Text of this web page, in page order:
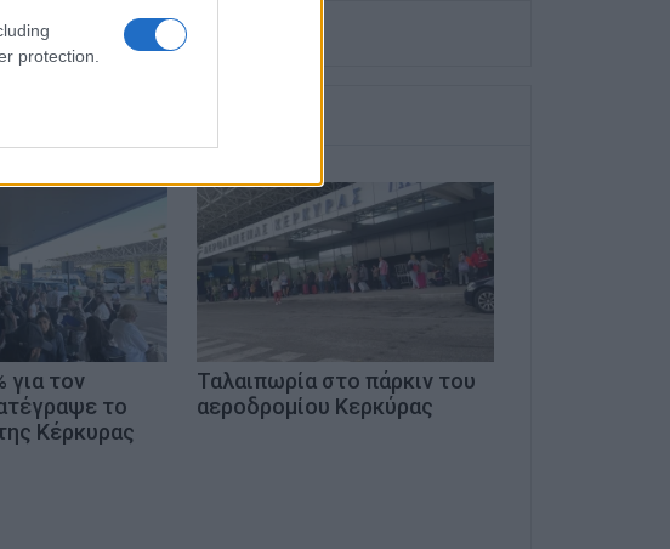
protection.
για τον
το
Κέρκυρας
Ταλαιπωρία στο πάρκιν του
αεροδρομίου Κερκύρας